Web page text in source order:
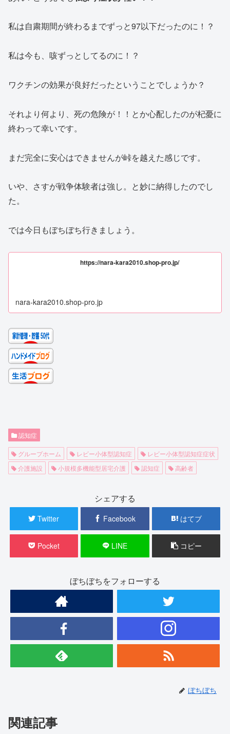
私は自粛期間が終わるまでずっと97以下だったのに！？
私は今も、咳ずっとしてるのに！？
ワクチンの効果が良好だったということでしょうか？
それより何より、死の危険が！！とか心配したのが杞憂に
終わって幸いです。
まだ完全に安心はできませんが峠を越えた感じです。
いや、さすが戦争体験者は強し。と妙に納得したのでし
た。
では今日もぼちぼち行きましょう。
https://nara-kara2010.shop-pro.jp/
nara-kara2010.shop-pro.jp
認知症
グループホーム レビー小体型認知症
レビー小体型認知症症状
介護施設
小規模多機能型居宅介護 認知症 高齢者
シェアする
Twitter Facebook はてブ
Pocket LINE コピー
ぼちぼちをフォローする
ぼちぼち
関連記事